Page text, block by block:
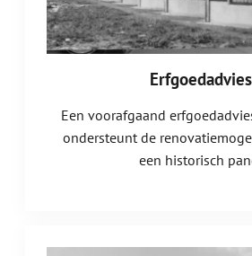
Erfgoedadvies
Een voorafgaand
ondersteunt de
een historisch